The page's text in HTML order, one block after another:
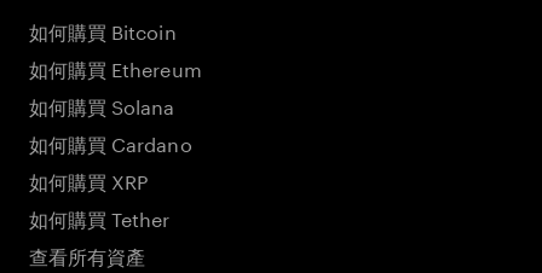
如何購買 Bitcoin
如何購買 Ethereum
如何購買 Solana
如何購買 Cardano
如何購買 XRP
如何購買 Tether
查看所有資產